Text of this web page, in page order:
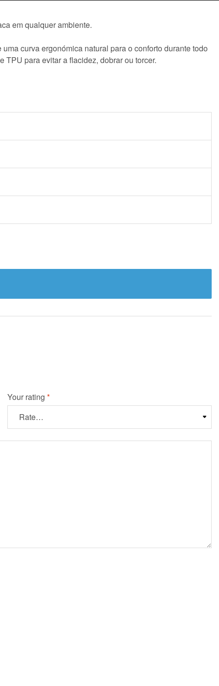
em qualquer ambiente.
curva ergonómica natural para o conforto durante todo
para evitar a flacidez, dobrar ou torcer.
Your rating *